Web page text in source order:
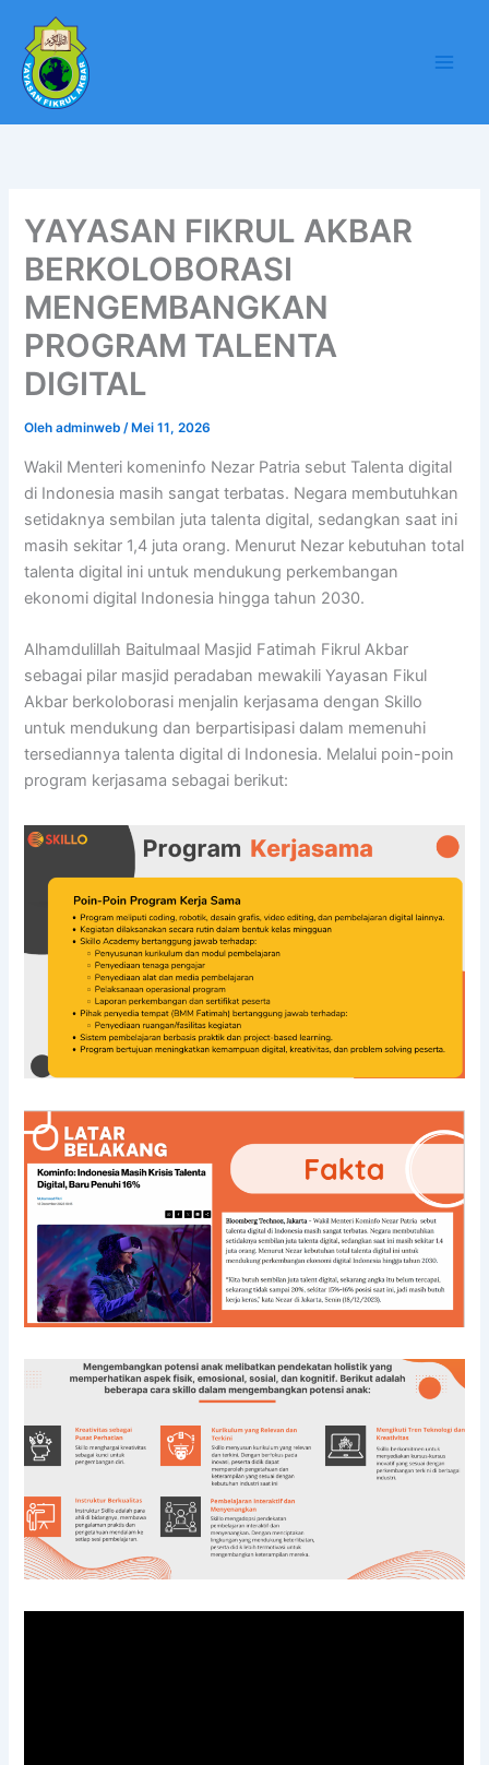
konten
YAYASAN FIKRUL AKBAR
BERKOLOBORASI
MENGEMBANGKAN
PROGRAM TALENTA
DIGITAL
Olehadminweb/ Mei 11, 2026
Wakil Menteri komeninfo Nezar Patria sebut Talenta digital
di Indonesia masih sangat terbatas. Negara membutuhkan
setidaknya sembilan juta talenta digital, sedangkan saat ini
masih sekitar 1,4 juta orang. Menurut Nezar kebutuhan total
talenta digital ini untuk mendukung perkembangan
ekonomi digital Indonesia hingga tahun 2030.
Alhamdulillah Baitulmaal Masjid Fatimah Fikrul Akbar
sebagai pilar masjid peradaban mewakili Yayasan Fikul
Akbar berkoloborasi menjalin kerjasama dengan Skillo
untuk mendukung dan berpartisipasi dalam memenuhi
tersediannya talenta digital di Indonesia. Melalui poin-poin
program kerjasama sebagai berikut: